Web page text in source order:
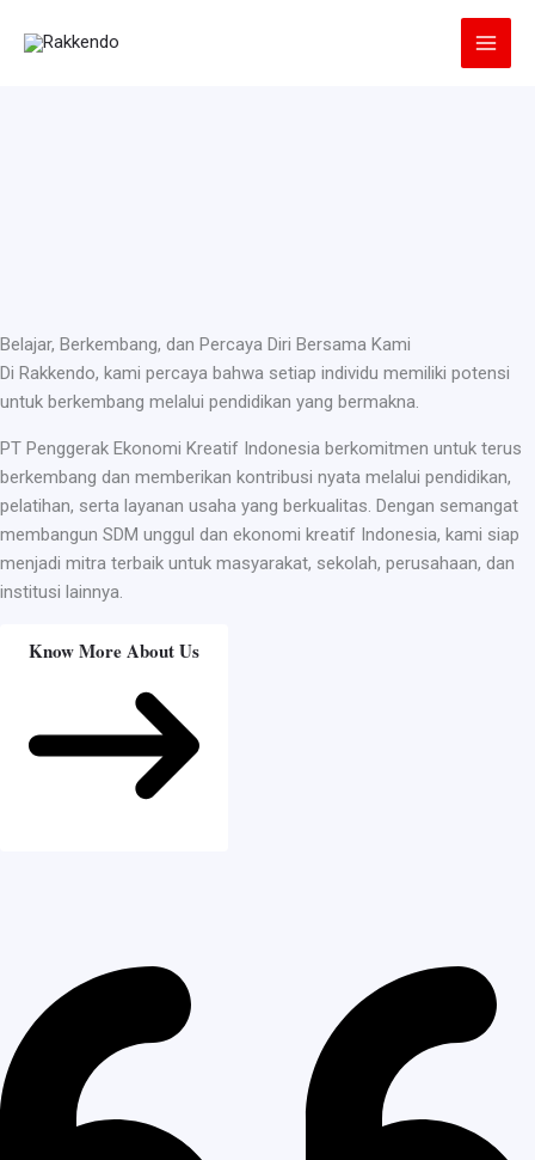
Belajar, Berkembang, dan Percaya Diri Bersama Kami
Di Rakkendo, kami percaya bahwa setiap individu memiliki potensi
untuk berkembang melalui pendidikan yang bermakna.
PT Penggerak Ekonomi Kreatif Indonesia berkomitmen untuk terus
berkembang dan memberikan kontribusi nyata melalui pendidikan,
pelatihan, serta layanan usaha yang berkualitas. Dengan semangat
membangun SDM unggul dan ekonomi kreatif Indonesia, kami siap
menjadi mitra terbaik untuk masyarakat, sekolah, perusahaan, dan
institusi lainnya.
Know More About Us